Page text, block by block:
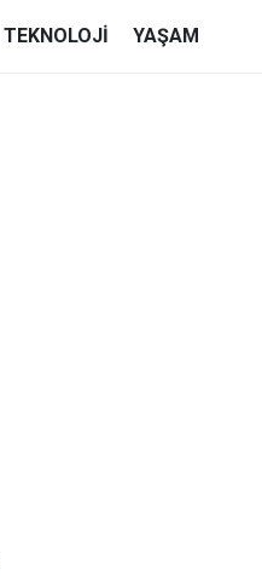
TEKNOLOJI YAŞAM